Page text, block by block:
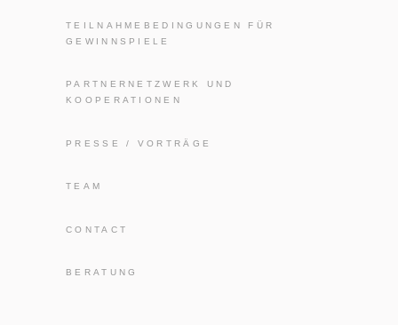
TEILNAHMEBEDINGUNGEN FÜR
GEWINNSPIELE
PARTNERNETZWERK UND
KOOPERATIONEN
PRESSE / VORTRÄGE
TEAM
CONTACT
BERATUNG